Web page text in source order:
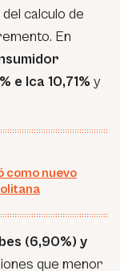
calculo de
En
e Ica 10,71% y
como nuevo
(6,90%) y
que menor